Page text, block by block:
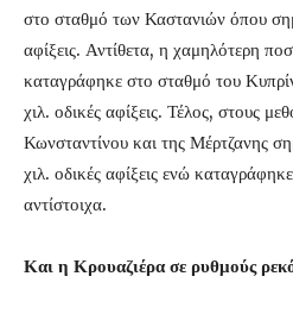
στο σταθμό των Καστανιών όπου
αφίξεις. Αντίθετα, η χαμηλότερη
καταγράφηκε στο σταθμό του
χιλ. οδικές αφίξεις. Τέλος, στους
Κωνσταντίνου και της Μέρτζανης
χιλ. οδικές αφίξεις ενώ
αντίστοιχα.
Και η Κρουαζιέρα σε ρυθμούς